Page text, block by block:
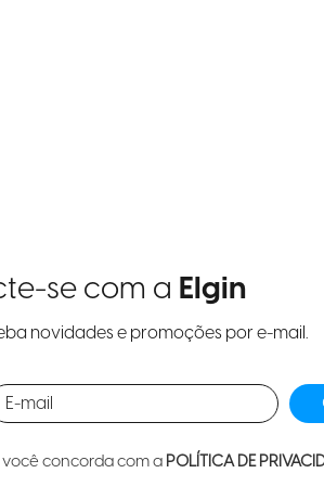
se com a Elgin
novidades e promoções por e-mail.
você concorda com aPOLÍTICA DE